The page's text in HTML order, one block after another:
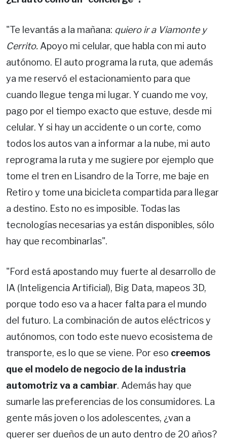
"Te levantás a la mañana: quiero ir a Viamonte y
Cerrito. Apoyo mi celular, que habla con mi auto
autónomo. El auto programa la ruta, que además
ya me reservó el estacionamiento para que
cuando llegue tenga mi lugar. Y cuando me voy,
pago por el tiempo exacto que estuve, desde mi
celular. Y si hay un accidente o un corte, como
todos los autos van a informar a la nube, mi auto
reprograma la ruta y me sugiere por ejemplo que
tome el tren en Lisandro de la Torre, me baje en
Retiro y tome una bicicleta compartida para llegar
a destino. Esto no es imposible. Todas las
tecnologías necesarias ya están disponibles, sólo
hay que recombinarlas".
"Ford está apostando muy fuerte al desarrollo de
IA (Inteligencia Artificial), Big Data, mapeos 3D,
porque todo eso va a hacer falta para el mundo
del futuro. La combinación de autos eléctricos y
autónomos, con todo este nuevo ecosistema de
transporte, es lo que se viene. Por eso creemos
que el modelo de negocio de la industria
automotriz va a cambiar. Además hay que
sumarle las preferencias de los consumidores. La
gente más joven o los adolescentes, ¿van a
querer ser dueños de un auto dentro de 20 años?